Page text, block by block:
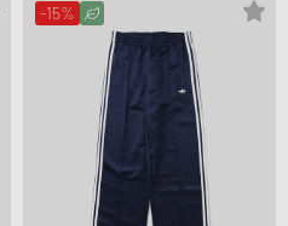
-15%